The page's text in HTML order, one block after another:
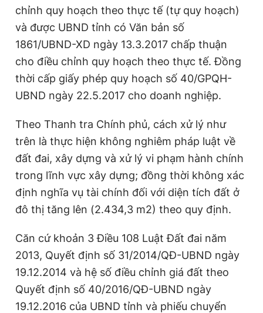
chỉnh quy hoạch theo thực tế (tự quy hoạch)
và được UBND tỉnh có Văn bản số
1861/UBND-XD ngày 13.3.2017 chấp thuận
cho điều chỉnh quy hoạch theo thực tế. Đồng
thời cấp giấy phép quy hoạch số 40/GPQH-
UBND ngày 22.5.2017 cho doanh nghiệp.
Theo Thanh tra Chính phủ, cách xử lý như
trên là thực hiện không nghiêm pháp luật về
đất đai, xây dựng và xử lý vi phạm hành chính
trong lĩnh vực xây dựng; đồng thời không xác
định nghĩa vụ tài chính đối với diện tích đất ở
đô thị tăng lên (2.434,3 m2) theo quy định.
Căn cứ khoản 3 Điều 108 Luật Đất đai năm
2013, Quyết định số 31/2014/QĐ-UBND ngày
19.12.2014 và hệ số điều chỉnh giá đất theo
Quyết định số 40/2016/QĐ-UBND ngày
19.12.2016 của UBND tỉnh và phiếu chuyển